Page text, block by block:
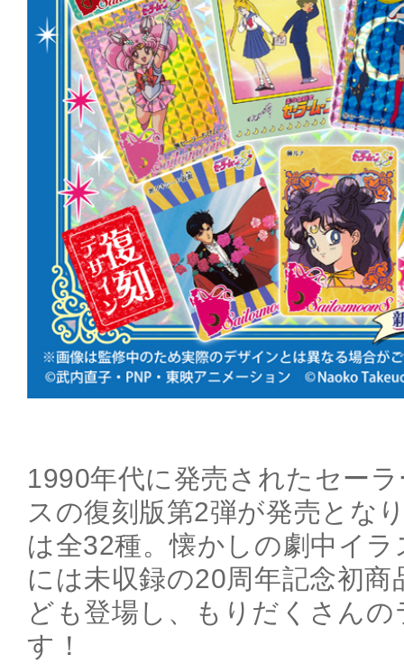
1990年代に発売されたセー
スの復刻版第2弾が発売とな
は全32種。懐かしの劇中イ
には未収録の20周年記念初
ども登場し、もりだくさん
す！